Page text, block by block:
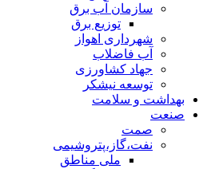
سازمان آب برق
توزیع برق
شهرداری اهواز
آب فاضلاب
جهاد کشاورزی
توسعه نیشکر
بهداشت و سلامت
صنعت
صمت
نفت،گاز،پتروشیمی
ملی مناطق